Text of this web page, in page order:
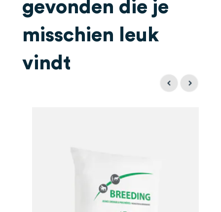
gevonden die je
misschien leuk
vindt